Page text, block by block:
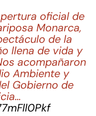
oficial de
Monarca,
de la
llena de vida y
acompañaron
Ambiente y
Gobierno de